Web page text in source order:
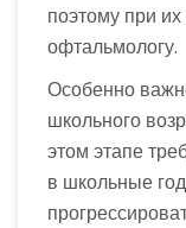
поэтому при
офтальмологу.
Особенно
школьного
этом этапе
в школьные